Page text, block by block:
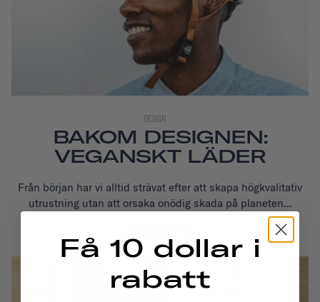
DESIGN
BAKOM DESIGNEN:
VEGANSKT LÄDER
Från början har vi alltid strävat efter att skapa högkvalitativ
utrustning utan att orsaka onödig skada på planeten...
Få 10 dollar i
rabatt